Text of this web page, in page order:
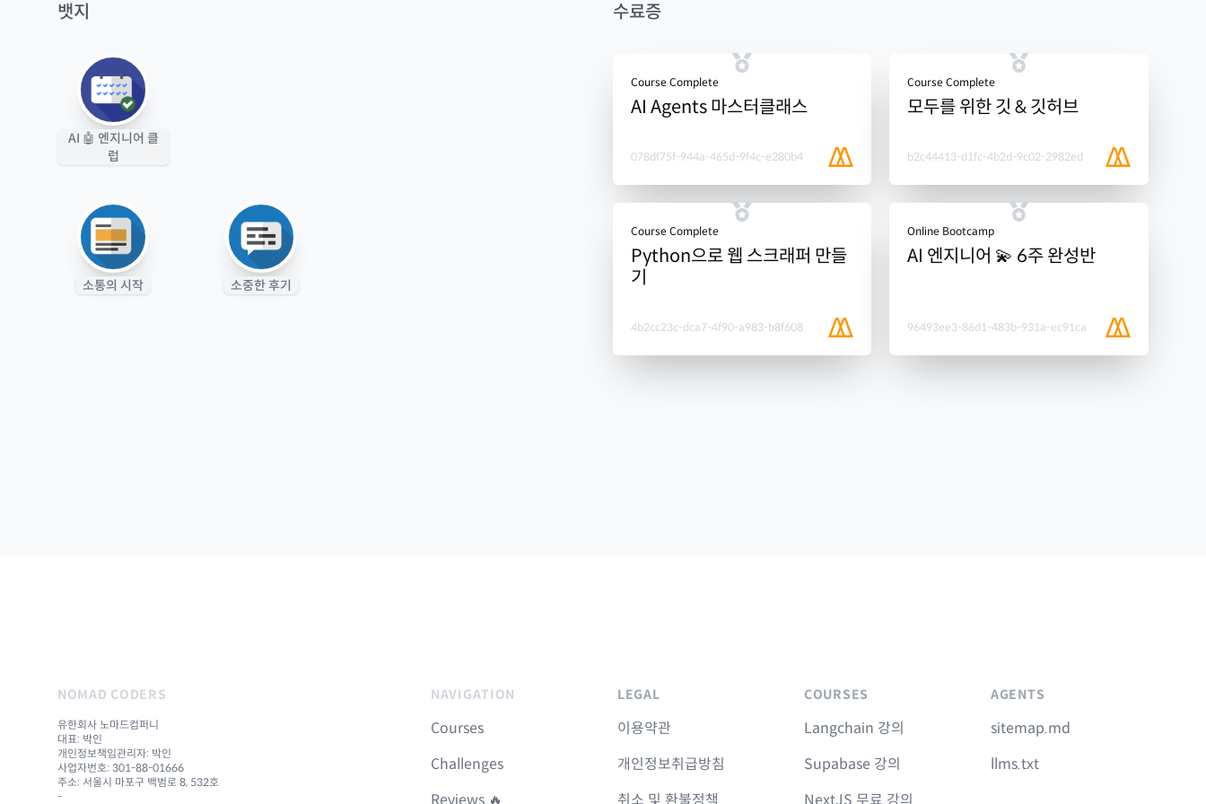
뱃지
AI 🤖 엔지니어 클
럽
소통의 시작 소중한 후기
수료증
Course Complete
AI Agents 마스터클래스
078df75f-944a-465d-9f4c-e280b4
Course Complete
모두를 위한 깃 & 깃허브
b2c44413-d1fc-4b2d-9c02-2982ed
Course Complete
Python으로 웹 스크래퍼 만들
기
4b2cc23c-dca7-4f90-a983-b8f608
Online Bootcamp
AI 엔지니어 💫 6주 완성반
96493ee3-86d1-483b-931a-ec91ca
NOMAD CODERS
유한회사 노마드컴퍼니
대표: 박인
개인정보책임관리자: 박인
사업자번호: 301-88-01666
주소: 서울시 마포구 백범로 8, 532호
-
NAVIGATION
Courses
Challenges
Reviews 🔥
LEGAL
이용약관
개인정보취급방침
취소 및 환불정책
COURSES
Langchain 강의
Supabase 강의
NextJS 무료 강의
AGENTS
sitemap.md
llms.txt